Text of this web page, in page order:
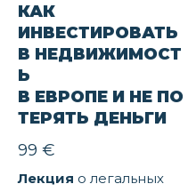
КАК
ИНВЕСТИРОВАТЬ
В НЕДВИЖИМОСТ
Ь
В ЕВРОПЕ И НЕ ПО
ТЕРЯТЬ ДЕНЬГИ
99 €
Лекция о легальных